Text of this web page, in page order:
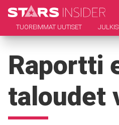
TUOREIMMAT UUTISET
Raportti
taloudet